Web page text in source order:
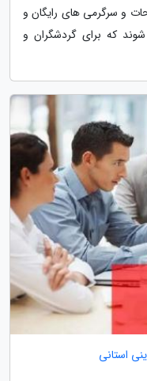
و سرگرمی های رایگان و
که برای گردشگران و
استانی